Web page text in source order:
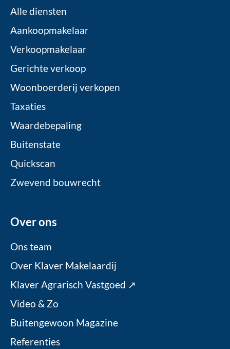
Alle diensten
Aankoopmakelaar
Verkoopmakelaar
Gerichte verkoop
Woonboerderij verkopen
Taxaties
Waardebepaling
Buitenstate
Quickscan
Zwevend bouwrecht
Over ons
Ons team
Over Klaver Makelaardij
Klaver Agrarisch Vastgoed ↗
Video & Zo
Buitengewoon Magazine
Referenties